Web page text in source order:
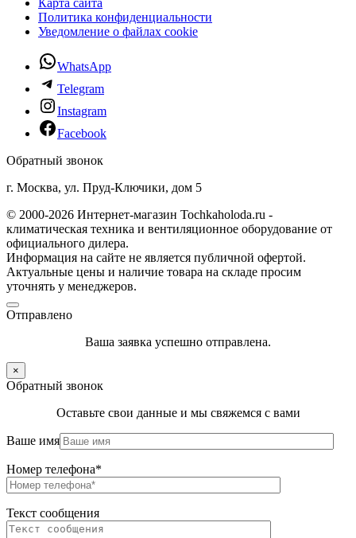
Политика конфиденциальности
Уведомление о файлах cookie
WhatsApp
Telegram
Instagram
Facebook
Обратный звонок
г. Москва, ул. Пруд-Ключики, дом 5
© 2000-2026 Интернет-магазин Tochkaholoda.ru -
климатическая техника и вентиляционное оборудование от
официального дилера.
Информация на сайте не является публичной офертой.
Актуальные цены и наличие товара на складе просим
уточнять у менеджеров.
Отправлено
Ваша заявка успешно отправлена.
×
Обратный звонок
Оставьте свои данные и мы свяжемся с вами
Ваше имя
Номер телефона*
Текст сообщения